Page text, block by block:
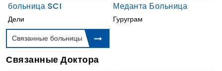
больница SCI
Дели
Меданта Больница
Гуруграм
Связанные больницы
Связанные Доктора